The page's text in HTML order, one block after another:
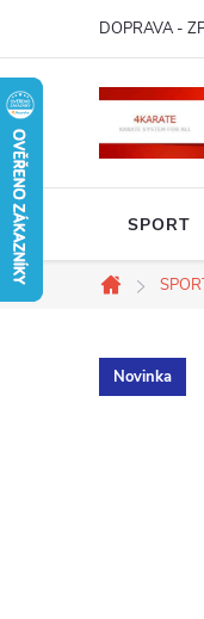
obsah
DOPRAVA -
SPORT
Domů
Novinka